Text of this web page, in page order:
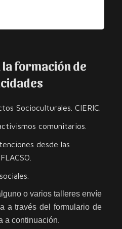
formación de
Socioculturales. CIERIC.
comunitarios.
desde las
o varios talleres envíe
a través del formulario de
a continuación.